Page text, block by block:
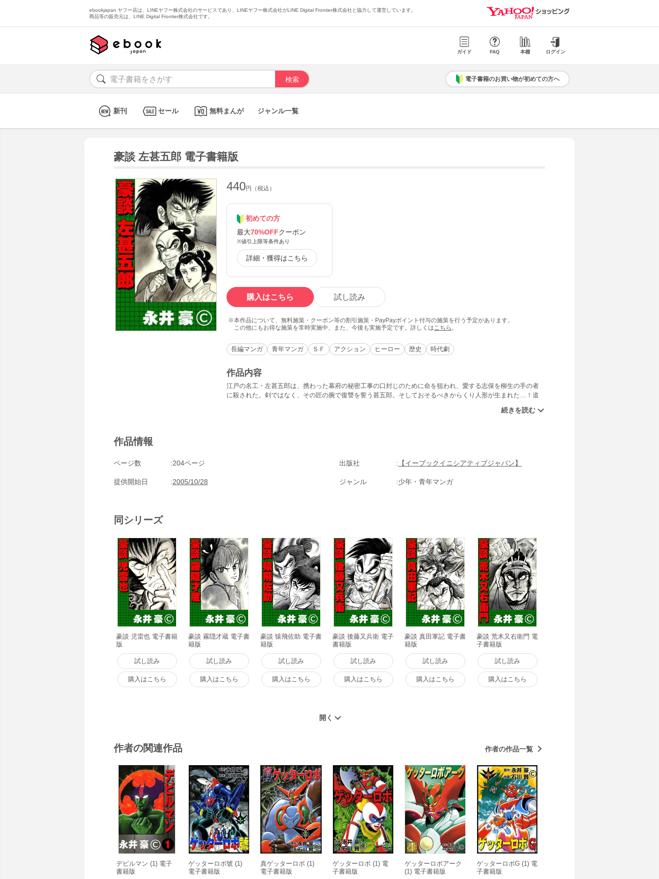
ebookjapan ヤフー店は、LINEヤフー株式会社のサービスであり、LINEヤフー株式会社がLINE Digital Frontier株式会社と協力して運営しています。
商品等の販売元は、LINE Digital Frontier株式会社です。
ガイド FAQ 本棚 ログイン
電子書籍のお買い物が初めての方へ
新刊 セール 無料まんが ジャンル一覧
豪談 左甚五郎 電子書籍版
440円（税込）
初めての方
最大70%OFFクーポン
※値引上限等条件あり
詳細・獲得はこちら
購入はこちら 試し読み
本作品について、無料施策・クーポン等の割引施策・PayPayポイント付与の施策を行う予定があります。
この他にもお得な施策を常時実施中、また、今後も実施予定です。詳しくは こちら 。
長編マンガ 青年マンガ ＳＦ アクション ヒーロー 歴史 時代劇
作品内容
江戸の名工・左甚五郎は、携わった幕府の秘密工事の口封じのために命を狙われ、愛する志保を柳生の手の者
に殺された。剣ではなく、その匠の腕で復讐を誓う甚五郎。そしておそるべきからくり人形が生まれた…！道
作品情報
ページ数 204ページ 出版社 【イーブックイニシアティブジャパン】
提供開始日 2005/10/28 ジャンル 少年・青年マンガ
同シリーズ
豪談 児雷也 電子書籍
版
試し読み
購入はこちら
豪談 霧隠才蔵 電子書
籍版
試し読み
購入はこちら
豪談 猿飛佐助 電子書
籍版
試し読み
購入はこちら
豪談 後藤又兵衛 電子
書籍版
試し読み
購入はこちら
豪談 真田軍記 電子書
籍版
試し読み
購入はこちら
豪談 荒木又右衛門 電
子書籍版
試し読み
購入はこちら
作者の関連作品 作者の作品一覧
デビルマン (1) 電子
書籍版
ゲッターロボ號 (1)
電子書籍版
真ゲッターロボ (1)
電子書籍版
ゲッターロボ (1) 電
子書籍版
ゲッターロボアーク
(1) 電子書籍版
ゲッターロボG (1) 電
子書籍版